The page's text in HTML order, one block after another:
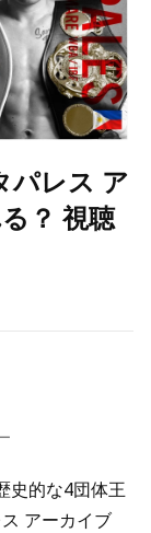
パレス ア
？ 視聴
史的な4団体王
アーカイブ